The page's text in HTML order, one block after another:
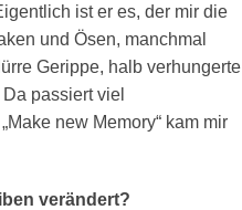
ist er es, der mir die
und Ösen, manchmal
Gerippe, halb verhungerte
passiert viel
new Memory“ kam mir
verändert?